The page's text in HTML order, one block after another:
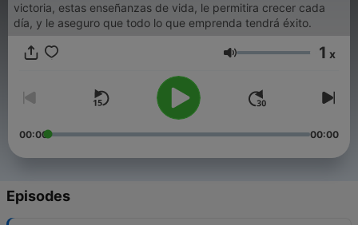
victoria, estas enseñanzas de vida, le permitira crecer cada
día, y le aseguro que todo lo que emprenda tendrá éxito.
Volume 1 x
00:00 00:00
Episodes